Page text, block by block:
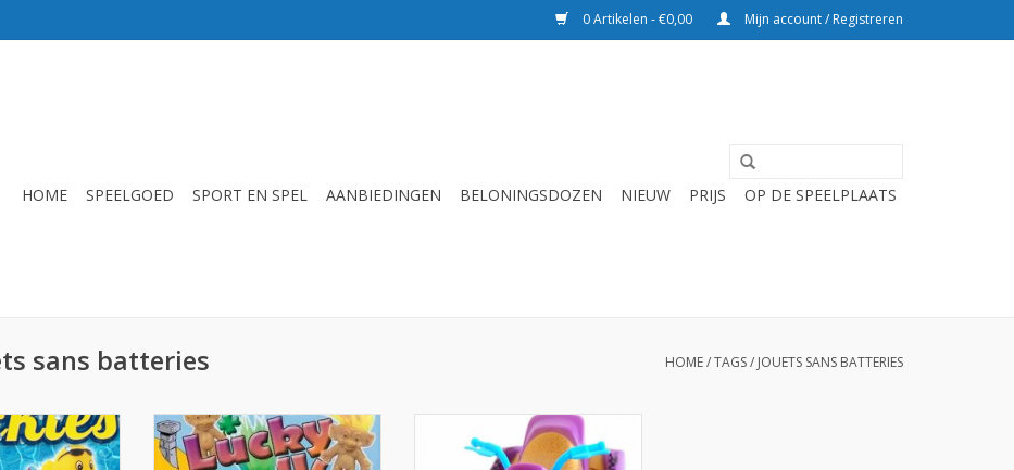
0 Artikelen - €0,00 Mijn account / Registreren
HOME SPEELGOED SPORT EN SPEL AANBIEDINGEN BELONINGSDOZEN NIEUW PRIJS OP DE SPEELPLAATS
sans batteries HOME/TAGS/ JOUETS SANS BATTERIES
12 stuks
WINKELWAGEN
Trolls per 24 stuks
TOEVOEGEN AAN WINKELWAGEN
Kleurrijke Jetski per 12 stuks
TOEVOEGEN AAN WINKELWAGEN